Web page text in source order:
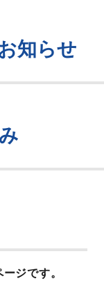
知らせ
ジです。